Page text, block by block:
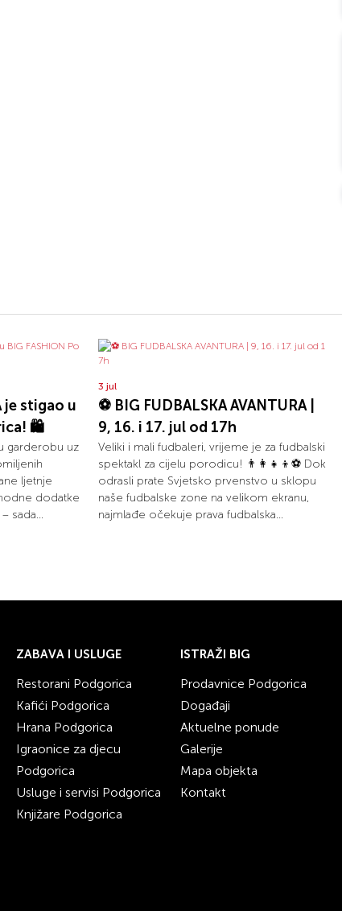
je stigao u
🛍️
garderobu uz
ljetnje
dodatke
sada...
3 jul
⚽ BIG FUDBALSKA AVANTURA |
9, 16. i 17. jul od 17h
Veliki i mali fudbaleri, vrijeme je za fudbalski
spektakl za cijelu porodicu! 👨‍👩‍👧‍👦⚽ Dok
odrasli prate Svjetsko prvenstvo u sklopu
naše fudbalske zone na velikom ekranu,
najmlađe očekuje prava fudbalska...
ZABAVA I USLUGE
Restorani Podgorica
Kafići Podgorica
Hrana Podgorica
Igraonice za djecu
Podgorica
Usluge i servisi Podgorica
Knjižare Podgorica
ISTRAŽI BIG
Prodavnice Podgorica
Događaji
Aktuelne ponude
Galerije
Mapa objekta
Kontakt